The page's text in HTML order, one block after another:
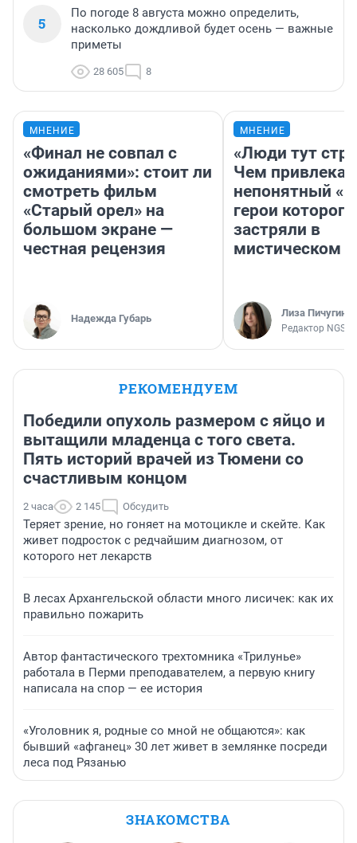
5
По погоде 8 августа можно определить,
насколько дождливой будет осень — важные
приметы
28 605 8
МНЕНИЕ
«Финал не совпал с
ожиданиями»: стоит ли
смотреть фильм
«Старый орел» на
большом экране —
честная рецензия
Надежда Губарь
МНЕНИЕ
«Люди тут
Чем
непонятный
герои которого
застряли в
мистическом
Лиза Пичугина
Редактор
РЕКОМЕНДУЕМ
Победили опухоль размером с яйцо и
вытащили младенца с того света.
Пять историй врачей из Тюмени со
счастливым концом
2 часа 2 145 Обсудить
Теряет зрение, но гоняет на мотоцикле и скейте. Как
живет подросток с редчайшим диагнозом, от
которого нет лекарств
В лесах Архангельской области много лисичек: как их
правильно пожарить
Автор фантастического трехтомника «Трилунье»
работала в Перми преподавателем, а первую книгу
написала на спор — ее история
«Уголовник я, родные со мной не общаются»: как
бывший «афганец» 30 лет живет в землянке посреди
леса под Рязанью
ЗНАКОМСТВА